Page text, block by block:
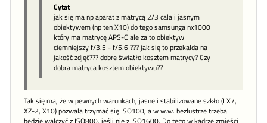
Cytat
jak się ma np aparat z matrycą 2/3 cala i jasnym
obiektywem (np ten X10) do tego samsunga nx1000
który ma matrycę APS-C ale za to obiektyw
ciemniejszy f/3.5 - f/5.6 ??? jak się to przekalda na
jakość zdjęć??? dobre światło kosztem matrycy? Czy
dobra matryca kosztem obiektywu??
Tak się ma, że w pewnych warunkach, jasne i stabilizowane szkło (LX7,
XZ-2, X10) pozwala trzymać się ISO100, a w w.w. bezlustrze trzeba